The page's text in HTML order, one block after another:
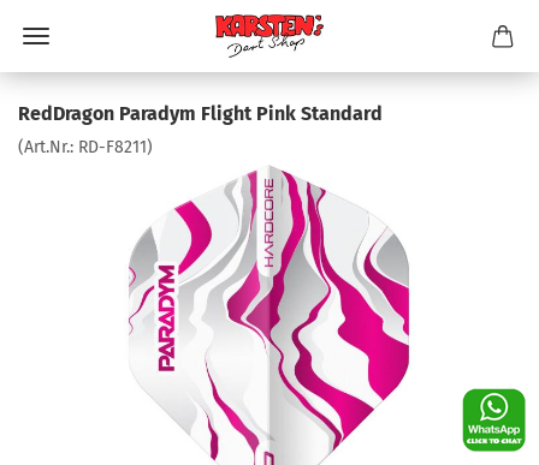
RedDragon Paradym Flight Pink Standard
(Art.Nr.: RD-F8211)